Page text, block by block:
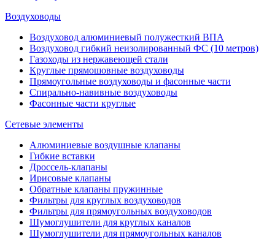
Воздуховоды
Воздуховод алюминиевый полужесткий ВПА
Воздуховод гибкий неизолированный ФС (10 метров)
Газоходы из нержавеющей стали
Круглые прямошовные воздуховоды
Прямоугольные воздуховоды и фасонные части
Спирально-навивные воздуховоды
Фасонные части круглые
Сетевые элементы
Алюминиевые воздушные клапаны
Гибкие вставки
Дроссель-клапаны
Ирисовые клапаны
Обратные клапаны пружинные
Фильтры для круглых воздуховодов
Фильтры для прямоугольных воздуховодов
Шумоглушители для круглых каналов
Шумоглушители для прямоугольных каналов